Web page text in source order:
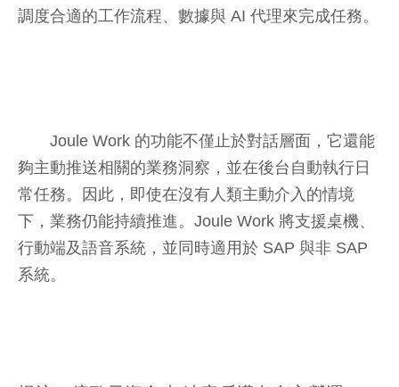
調度合適的工作流程、數據與 AI 代理來完成任務。
Joule Work 的功能不僅止於對話層面，它還能
夠主動推送相關的業務洞察，並在後台自動執行日
常任務。因此，即使在沒有人類主動介入的情境
下，業務仍能持續推進。Joule Work 將支援桌機、
行動端及語音系統，並同時適用於 SAP 與非 SAP
系統。